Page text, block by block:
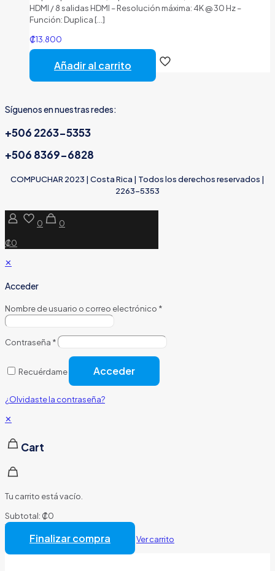
HDMI / 8 salidas HDMI – Resolución máxima: 4K @ 30 Hz –
Función: Duplica […]
₡13.800
Añadir al carrito
Síguenos en nuestras redes:
+506 2263-5353
+506 8369-6828
COMPUCHAR 2023 | Costa Rica | Todos los derechos reservados |
2263-5353
0
0
₡0
✕
Acceder
Nombre de usuario o correo electrónico *
Contraseña *
Recuérdame Acceder
¿Olvidaste la contraseña?
✕
Cart
Tu carrito está vacío.
Subtotal: ₡0
Total:
Finalizar compra Ver carrito